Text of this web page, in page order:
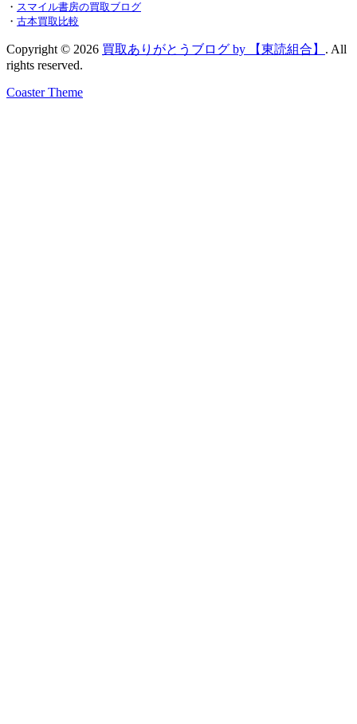
・ スマイル書房の買取ブログ
・ 古本買取比較
Copyright © 2026 買取ありがとうブログ by 【東読組合】 . All
rights reserved.
Coaster Theme